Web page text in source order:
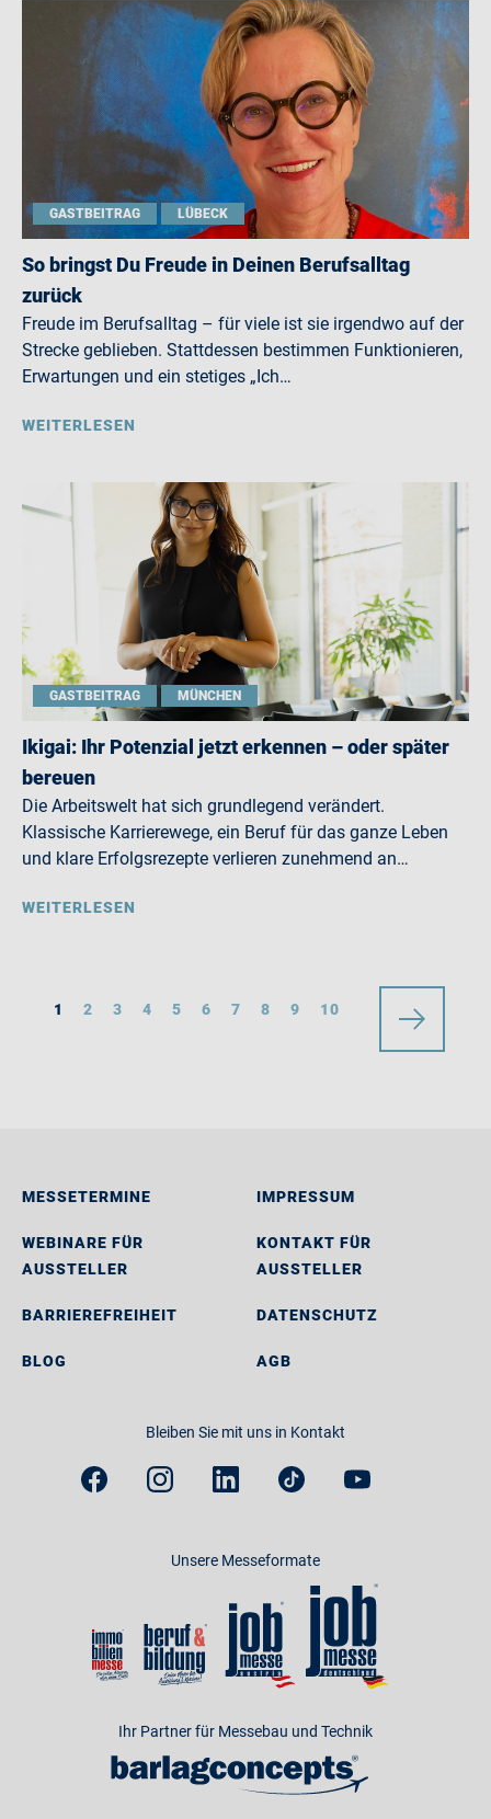
GASTBEITRAG LÜBECK
So bringst Du Freude in Deinen Berufsalltag
zurück
Freude im Berufsalltag – für viele ist sie irgendwo auf der
Strecke geblieben. Stattdessen bestimmen Funktionieren,
Erwartungen und ein stetiges „Ich…
WEITERLESEN
GASTBEITRAG MÜNCHEN
Ikigai: Ihr Potenzial jetzt erkennen – oder später
bereuen
Die Arbeitswelt hat sich grundlegend verändert.
Klassische Karrierewege, ein Beruf für das ganze Leben
und klare Erfolgsrezepte verlieren zunehmend an…
WEITERLESEN
1 2 3 4 5 6 7 8 9 10
MESSETERMINE
WEBINARE FÜR
AUSSTELLER
BARRIEREFREIHEIT
BLOG
IMPRESSUM
KONTAKT FÜR
AUSSTELLER
DATENSCHUTZ
AGB
Bleiben Sie mit uns in Kontakt
Unsere Messeformate
Ihr Partner für Messebau und Technik